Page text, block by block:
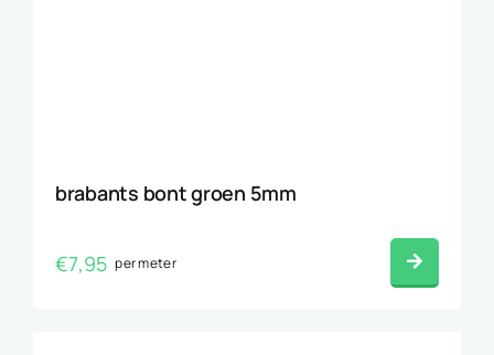
brabants bont groen 5mm
€7,95 per meter